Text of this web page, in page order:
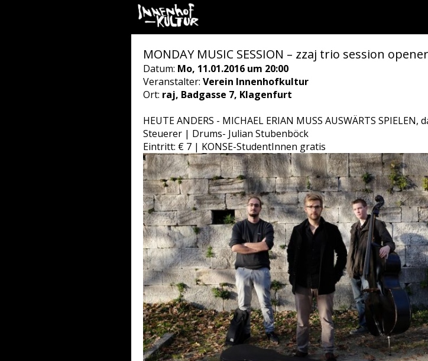
MONDAY MUSIC SESSION – zzaj trio session opener
Datum: Mo, 11.01.2016 um 20:00
Veranstalter: Verein Innenhofkultur
Ort: raj, Badgasse 7, Klagenfurt
HEUTE ANDERS - MICHAEL ERIAN MUSS AUSWÄRTS
Steuerer | Drums- Julian Stubenböck
Eintritt: € 7 | KONSE-StudentInnen gratis